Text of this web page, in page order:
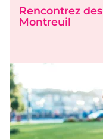
Rencontrez
Rencontrez
Montreuil